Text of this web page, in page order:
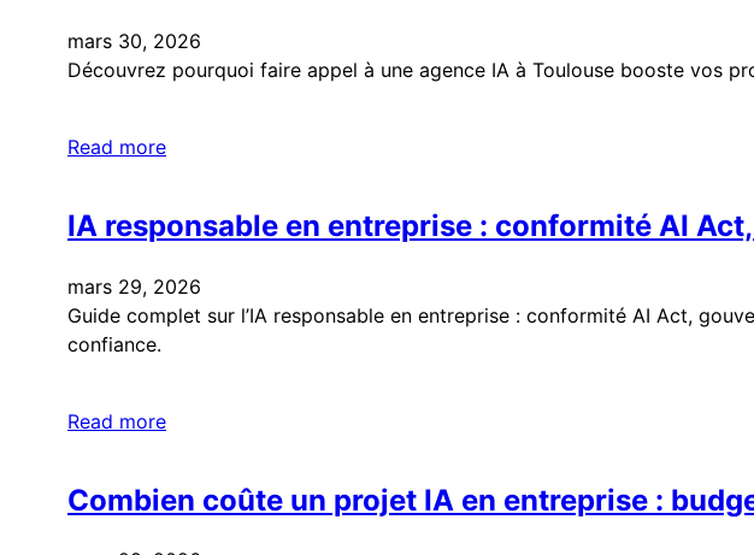
mars 30, 2026
Découvrez pourquoi faire appel à une agence IA à Toulouse booste vos
Read more
IA responsable en entreprise : conformité AI
mars 29, 2026
Guide complet sur l’IA responsable en entreprise : conformité AI Act,
confiance.
Read more
Combien coûte un projet IA en entreprise :